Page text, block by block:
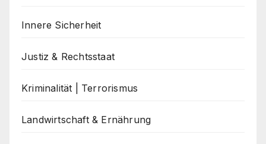
Innere Sicherheit
Justiz & Rechtsstaat
Kriminalität | Terrorismus
Landwirtschaft & Ernährung